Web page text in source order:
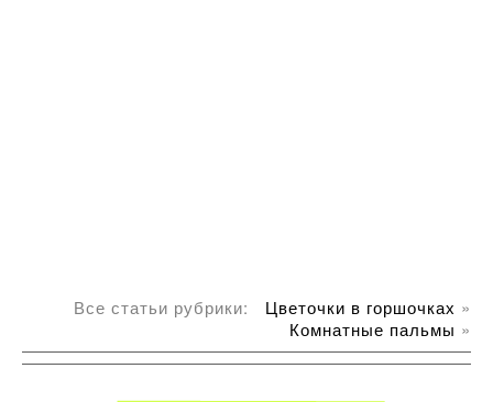
Все статьи рубрики: Цветочки в горшочках »
Комнатные пальмы »